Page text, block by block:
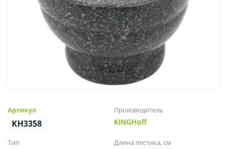
Артикул
KH3358
Производитель
KINGHoff
Тип Длина пестика, см